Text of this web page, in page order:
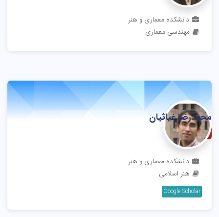
دانشکده معماری و هنر
مهندسی معماری
محمدرضا غیاثیان
دانشیار
دانشکده معماری و هنر
هنر اسلامی
Google Scholar